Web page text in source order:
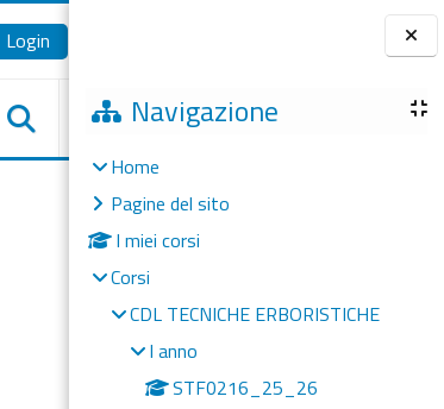
Blocchi
Navigazione
Home
Pagine del sito
I miei corsi
Corsi
CDL TECNICHE ERBORISTICHE
I anno
STF0216_25_26
Login